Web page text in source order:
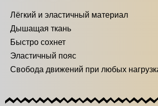
Лёгкий и эластичный материал
Дышащая ткань
Быстро сохнет
Эластичный пояс
Свобода движений при любых